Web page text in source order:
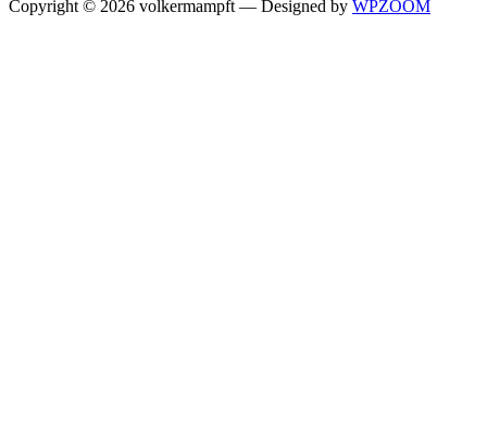
Copyright © 2026 volkermampft — Designed by WPZOOM